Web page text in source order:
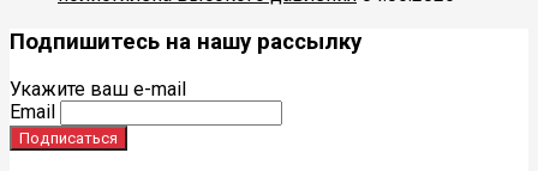
Подпишитесь на нашу рассылку
Укажите ваш e-mail
Email